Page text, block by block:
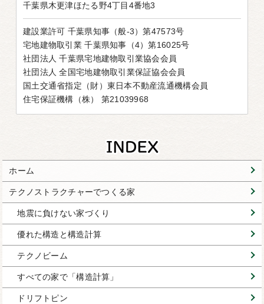
千葉県木更津ほたる野4丁目4番地3
建設業許可 千葉県知事（般-3）第47573号
宅地建物取引業 千葉県知事（4）第16025号
社団法人 千葉県宅地建物取引業協会会員
社団法人 全国宅地建物取引業保証協会会員
国土交通省指定（財）東日本不動産流通機構会員
住宅保証機構（株） 第21039968
ホーム
テクノストラクチャーでつくる家
地震に負けない家づくり
優れた構造と構造計算
テクノビーム
すべての家で「構造計算」
ドリフトピン